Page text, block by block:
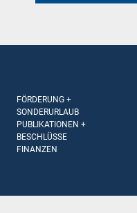
FÖRDERUNG +
SONDERURLAUB
PUBLIKATIONEN +
BESCHLÜSSE
FINANZEN